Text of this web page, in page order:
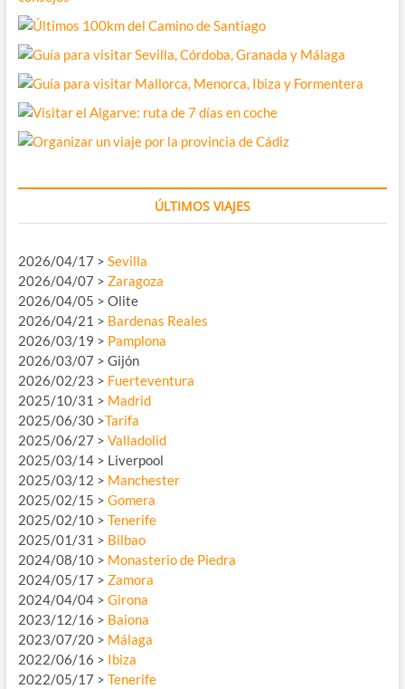
ÚLTIMOS VIAJES
2026/04/17 > Sevilla
2026/04/07 > Zaragoza
2026/04/05 > Olite
2026/04/21 > Bardenas Reales
2026/03/19 > Pamplona
2026/03/07 > Gijón
2026/02/23 > Fuerteventura
2025/10/31 > Madrid
2025/06/30 >Tarifa
2025/06/27 > Valladolid
2025/03/14 > Liverpool
2025/03/12 > Manchester
2025/02/15 > Gomera
2025/02/10 > Tenerife
2025/01/31 > Bilbao
2024/08/10 > Monasterio de Piedra
2024/05/17 > Zamora
2024/04/04 > Girona
2023/12/16 > Baiona
2023/07/20 > Málaga
2022/06/16 > Ibiza
2022/05/17 > Tenerife